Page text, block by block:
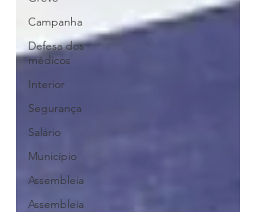
Campanha
Defesa dos
médicos
Interior
Segurança
Salário
Município
Assembleia
Assembleia